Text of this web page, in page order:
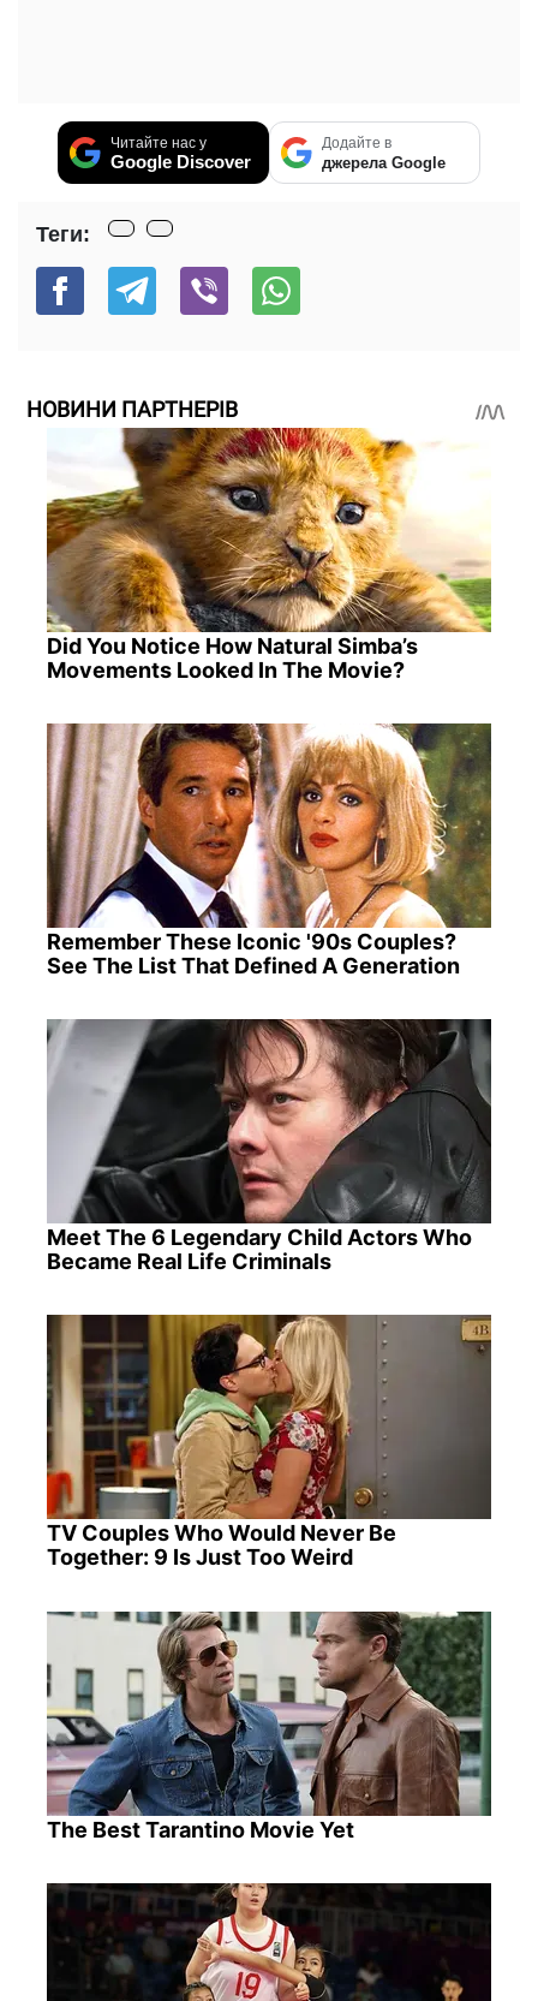
Читайте нас у
Google Discover
Додайте в
джерела Google
Теги:
НОВИНИ ПАРТНЕРІВ
Did You Notice How Natural Simba’s
Movements Looked In The Movie?
Remember These Iconic '90s Couples?
See The List That Defined A Generation
Meet The 6 Legendary Child Actors Who
Became Real Life Criminals
TV Couples Who Would Never Be
Together: 9 Is Just Too Weird
The Best Tarantino Movie Yet